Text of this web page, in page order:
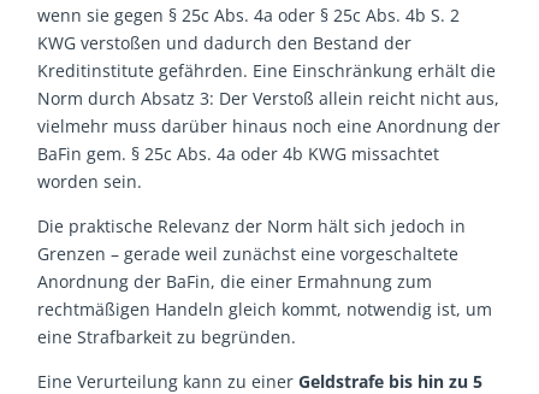
wenn sie gegen § 25c Abs. 4a oder § 25c Abs. 4b S. 2
KWG verstoßen und dadurch den Bestand der
Kreditinstitute gefährden. Eine Einschränkung erhält die
Norm durch Absatz 3: Der Verstoß allein reicht nicht aus,
vielmehr muss darüber hinaus noch eine Anordnung der
BaFin gem. § 25c Abs. 4a oder 4b KWG missachtet
worden sein.
Die praktische Relevanz der Norm hält sich jedoch in
Grenzen – gerade weil zunächst eine vorgeschaltete
Anordnung der BaFin, die einer Ermahnung zum
rechtmäßigen Handeln gleich kommt, notwendig ist, um
eine Strafbarkeit zu begründen.
Eine Verurteilung kann zu einerGeldstrafe bis hin zu 5